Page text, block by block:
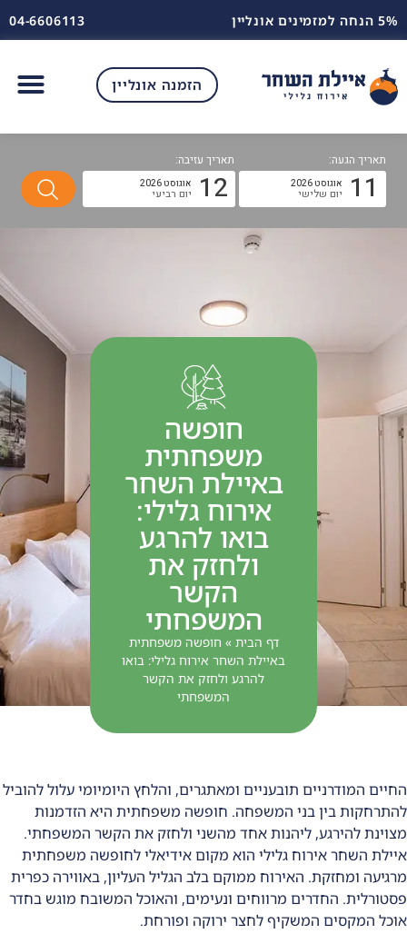
5% הנחה למזמינים אונליין 04-6606113
הזמנה אונליין
תאריך הגעה:
11 אוגוסט 2026
יום שלישי
תאריך עזיבה:
12 אוגוסט 2026
יום רביעי
חופשה
משפחתית
באיילת השחר
אירוח גלילי:
בואו להרגע
ולחזק את
הקשר
המשפחתי
דף הבית » חופשה משפחתית
באיילת השחר אירוח גלילי: בואו
להרגע ולחזק את הקשר
המשפחתי
החיים המודרניים תובעניים ומאתגרים, והלחץ היומיומי עלול להוביל
להתרחקות בין בני המשפחה. חופשה משפחתית היא הזדמנות
מצוינת להירגע, ליהנות אחד מהשני ולחזק את הקשר המשפחתי.
איילת השחר אירוח גלילי הוא מקום אידיאלי לחופשה משפחתית
מרגיעה ומחזקת. האירוח ממוקם בלב הגליל העליון, באווירה כפרית
פסטורלית. החדרים מרווחים ונעימים, והאוכל המשובח מוגש בחדר
אוכל המקסים המשקיף לחצר ירוקה ופורחת.